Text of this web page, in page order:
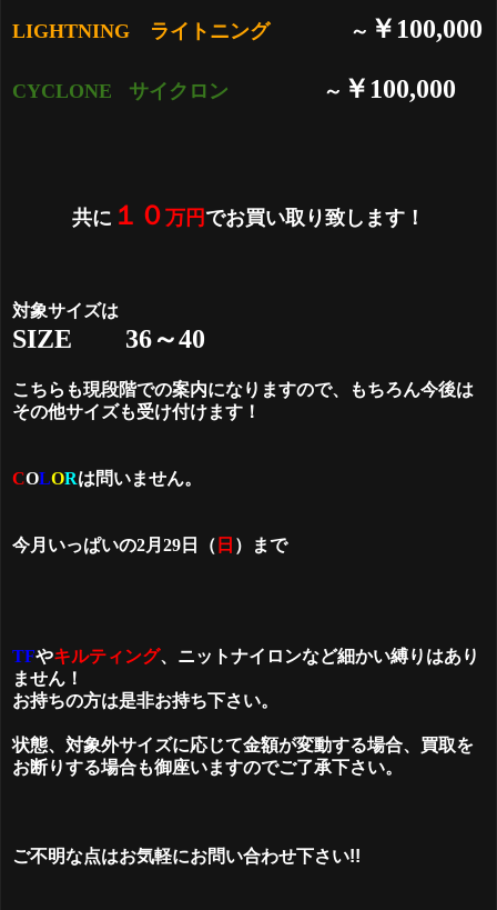
LIGHTNING ライトニング ～ ￥100,000
CYCLONE サイクロン ～ ￥100,000
共に １０ 万円 でお買い取り致します！
対象サイズは
SIZE 36～40
こちらも現段階での案内になりますので、もちろん今後は
その他サイズも受け付けます！
COLORは問いません。
今月いっぱいの2月29日（ 日 ）まで
TFやキルティング、 ニットナイロンなど細かい縛りはあり
ません！
お持ちの方は是非お持ち下さい。
状態、対象外サイズに応じて金額が変動する場合、買取を
お断りする場合も御座いますのでご了承下さい。
ご不明な点はお気軽にお問い合わせ下さい!!